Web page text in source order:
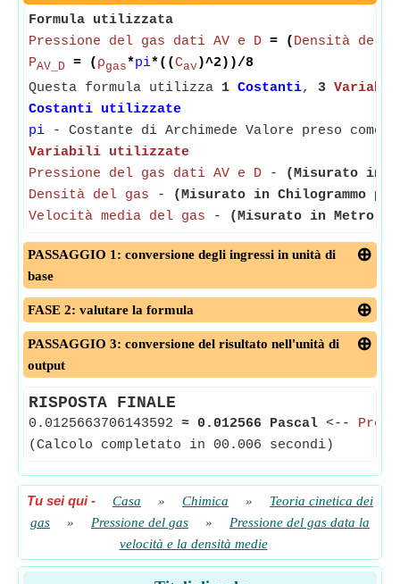
Formula utilizzata
Pressione del gas dati AV e D = ( Densità del
PAV_D = ( ρgas*pi*((Cav )^2))/8
Questa formula utilizza 1 Costanti, 3
Costanti utilizzate
pi - Costante di Archimede Valore preso come
Variabili utilizzate
Pressione del gas dati AV e D -
(Misurato in
Densità del gas -
(Misurato in Chilogrammo
Velocità media del gas - (Misurato in Metro al
PASSAGGIO 1: conversione degli ingressi in unità di
base
FASE 2: valutare la formula
PASSAGGIO 3: conversione del risultato nell'unità di
output
RISPOSTA FINALE
0.0125663706143592 ≈ 0.012566 Pascal <--
(Calcolo completato in 00.006 secondi)
Tu sei qui- Casa » Chimica »
Teoria cinetica dei
gas
» Pressione del gas »
Pressione del gas data la
velocità e la densità medie